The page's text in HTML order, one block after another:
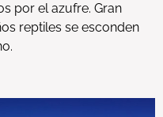
por el azufre. Gran
reptiles se esconden